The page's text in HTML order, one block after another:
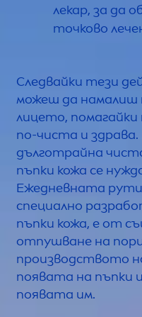
лекар, за да
точково
Следвайки тези
можеш да намалиш
лицето, помагайки
по-чиста и
дълготрайна
пъпки кожа се
Ежедневната
специално
пъпки кожа, е от
отпушване на
производството
появата на пъпки
появата им.